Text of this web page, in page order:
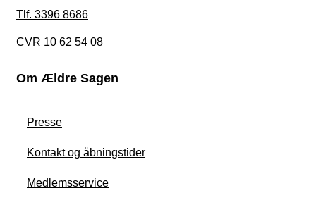
Tlf. 3396 8686
CVR 10 62 54 08
Om Ældre Sagen
Presse
Kontakt og åbningstider
Medlemsservice